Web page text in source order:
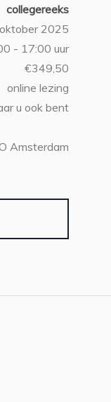
collegereeks
2025
- 17:00 uur
€349,50
online lezing
u ook bent
Amsterdam